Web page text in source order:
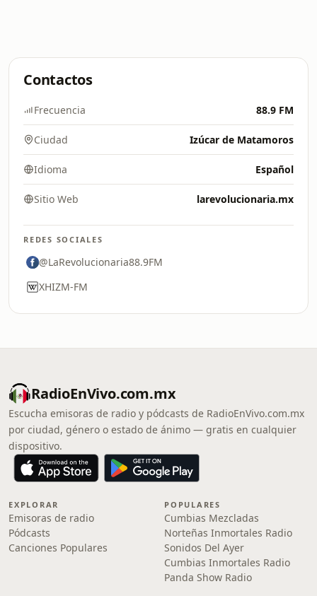
Contactos
Frecuencia 88.9 FM
Ciudad Izúcar de Matamoros
Idioma Español
Sitio Web larevolucionaria.mx
REDES SOCIALES
@LaRevolucionaria88.9FM
XHIZM-FM
RadioEnVivo.com.mx
Escucha emisoras de radio y pódcasts de RadioEnVivo.com.mx
por ciudad, género o estado de ánimo — gratis en cualquier
dispositivo.
EXPLORAR
Emisoras de radio
Pódcasts
Canciones Populares
POPULARES
Cumbias Mezcladas
Norteñas Inmortales Radio
Sonidos Del Ayer
Cumbias Inmortales Radio
Panda Show Radio